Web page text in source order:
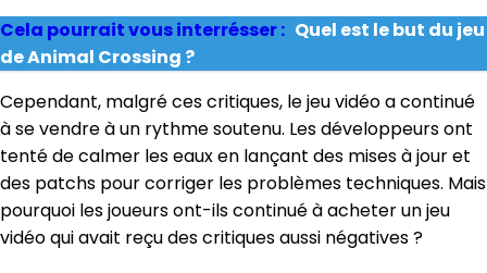
Cela pourrait vous interrésser : Quel est le but du jeu
de Animal Crossing ?
Cependant, malgré ces critiques, le jeu vidéo a continué
à se vendre à un rythme soutenu. Les développeurs ont
tenté de calmer les eaux en lançant des mises à jour et
des patchs pour corriger les problèmes techniques. Mais
pourquoi les joueurs ont-ils continué à acheter un jeu
vidéo qui avait reçu des critiques aussi négatives ?